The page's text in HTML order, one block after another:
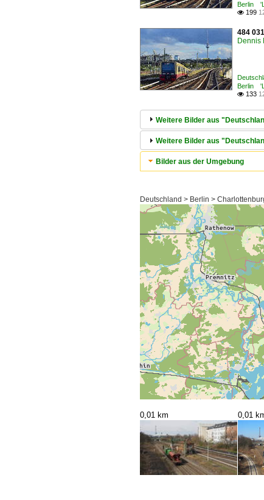
Berlin
 199
484
Dennis
Berlin
 133
Weitere Bilder aus
Weitere Bilder aus
Bilder aus der Umgebung
Deutschland > Berlin >
0,01 km 0,01